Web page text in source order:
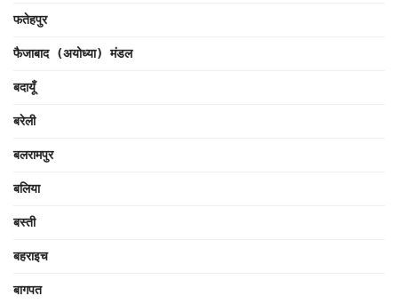
फतेहपुर
फैजाबाद (अयोध्या) मंडल
बदायूँ
बरेली
बलरामपुर
बलिया
बस्ती
बहराइच
बागपत